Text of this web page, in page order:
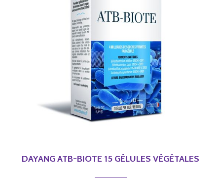
DAYANG ATB-BIOTE 15 GÉLULES VÉGÉTALES